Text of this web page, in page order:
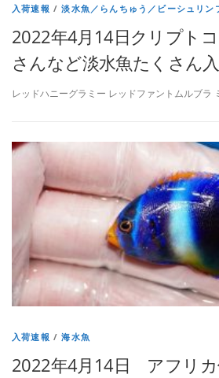
入荷速報 /淡水魚／らんちゅう／ビーシュリン
2022年4月14日クリプト
さんなど淡水魚たくさん
レッドハニーグラミー レッドファントムルブラ
入荷速報 /海水魚
2022年4月14日 アフリカ